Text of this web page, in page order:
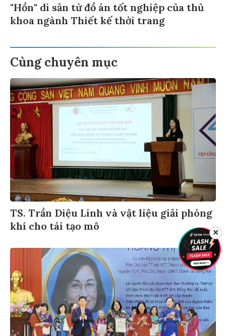
"Hồn" di sản từ đồ án tốt nghiệp của thủ
khoa ngành Thiết kế thời trang
Cùng chuyên mục
TS. Trần Diệu Linh và vật liệu giải phóng
khí cho tái tạo mô
✕